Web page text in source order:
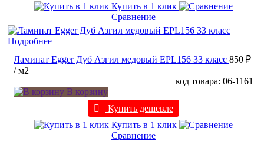
Купить в 1 клик
Сравнение
Подробнее
Ламинат Egger Дуб Азгил медовый EPL156 33 класс 850 ₽
/ м2
код товара: 06-1161
В корзину
Купить дешевле
Купить в 1 клик
Сравнение